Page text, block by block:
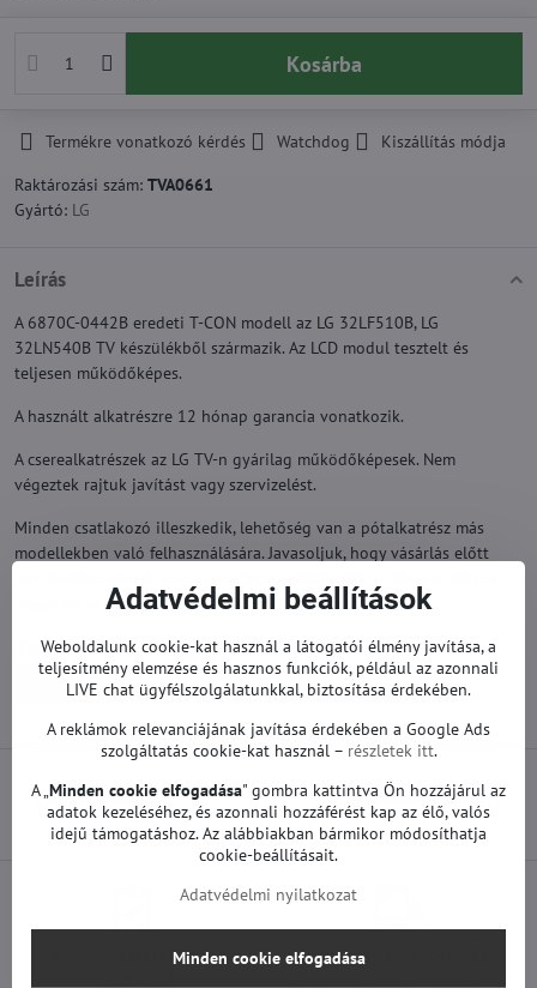
Kosárba
Termékre vonatkozó kérdés Watchdog
Kiszállítás módja
Raktározási szám: TVA0661
Gyártó: LG
Leírás
A 6870C-0442B eredeti T-CON modell az LG 32LF510B, LG
32LN540B TV készülékből származik. Az LCD modul tesztelt és
teljesen működőképes.
A használt alkatrészre 12 hónap garancia vonatkozik.
A cserealkatrészek az LG TV-n gyárilag működőképesek. Nem
végeztek rajtuk javítást vagy szervizelést.
Minden csatlakozó illeszkedik, lehetőség van a pótalkatrész más
modellekben való felhasználására. Javasoljuk, hogy vásárlás előtt
vegye fel velünk a kapcsolatot, ha bármilyen kérdése van.
Továbbiak a kategóriából
Pótalkatrészek | LG TV T-con és egyéb | LG TV
Előző termék Következő termék
Minden termékünket
Szállítás csak 1490 Ft
Adatvédelmi beállítások
Weboldalunk cookie-kat használ a látogatói élmény javítása, a
teljesítmény elemzése és hasznos funkciók, például az azonnali
LIVE chat ügyfélszolgálatunkkal, biztosítása érdekében.
A reklámok relevanciájának javítása érdekében a Google Ads
szolgáltatás cookie-kat használ – részletek itt.
A „ Minden cookie elfogadása" gombra kattintva Ön hozzájárul az
adatok kezeléséhez, és azonnali hozzáférést kap az élő, valós
idejű támogatáshoz. Az alábbiakban bármikor módosíthatja
cookie-beállításait.
Adatvédelmi nyilatkozat
Minden cookie elfogadása